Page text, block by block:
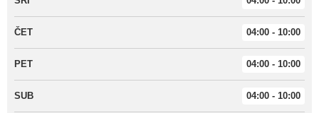
ČET 04:00 - 10:00
PET 04:00 - 10:00
SUB 04:00 - 10:00